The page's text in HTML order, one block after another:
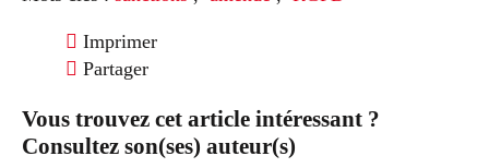
Imprimer
Partager
Vous trouvez cet article intéressant ?
Consultez son(ses) auteur(s)